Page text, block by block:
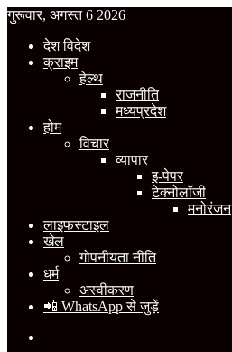
गुरूवार, अगस्त 6 2026
देश विदेश
क्राइम
हेल्थ
राजनीति
मध्यप्रदेश
होम
विचार
व्यापार
इ-पेपर
टेक्नोलॉजी
मनोरंजन
लाइफस्टाइल
खेल
गोपनीयता नीति
धर्म
अस्वीकरण
📲 WhatsApp से जुड़ें